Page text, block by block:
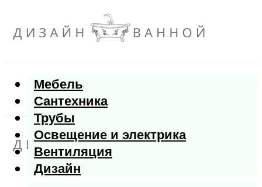
Мебель
Сантехника
Трубы
Освещение и электрика
Вентиляция
Дизайн